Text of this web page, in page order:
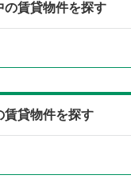
の賃貸物件を探す
賃貸物件を探す